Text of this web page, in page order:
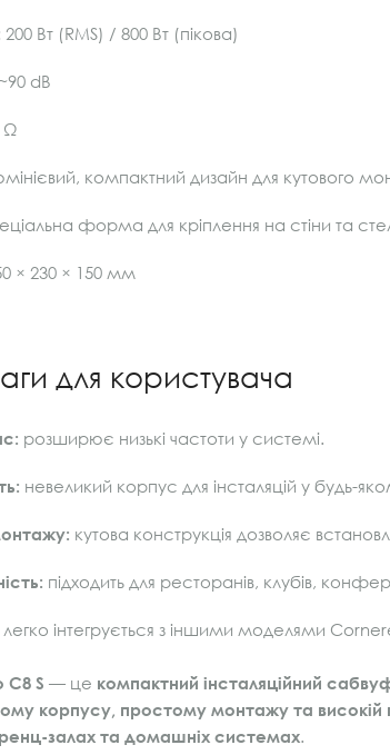
200 Вт (RMS) / 800 Вт (пікова)
~90 dB
Ω
компактний дизайн для кутового
форма для кріплення на стіни та
× 230 × 150 мм
для користувача
розширює низькі частоти у системі.
невеликий корпус для інсталяцій у будь-
кутова конструкція дозволяє
підходить для ресторанів, клубів,
легко інтегрується з іншими моделями
S — це компактний інсталяційний
корпусу, простому монтажу та високій
залах та домашніх системах.